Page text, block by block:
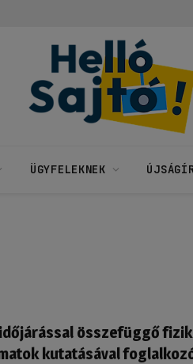
ÜGYFELEKNEK
összefüggő
kutatásával